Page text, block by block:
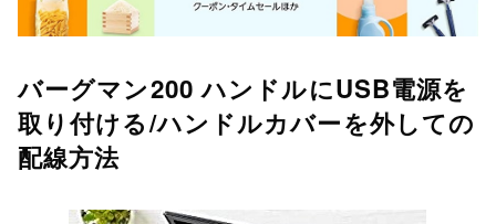
バーグマン200 ハンドルにUSB電源を
取り付ける/ハンドルカバーを外しての
配線方法